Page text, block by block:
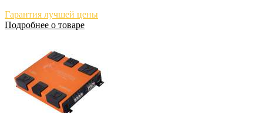
Гарантия лучшей цены
Подробнее о товаре